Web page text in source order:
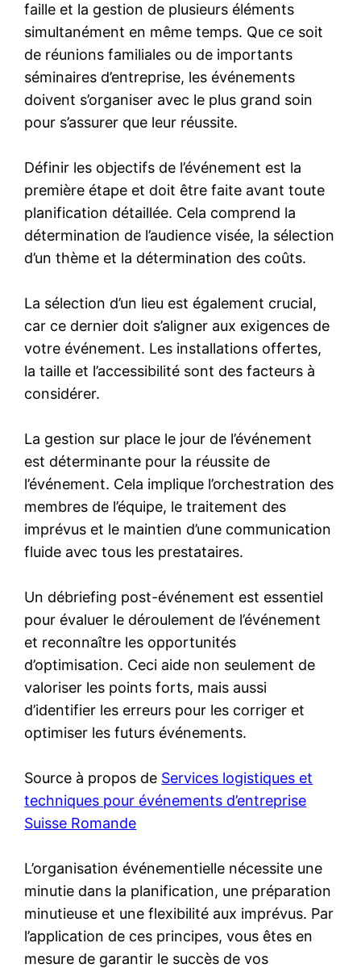
faille et la gestion de plusieurs éléments
simultanément en même temps. Que ce soit
de réunions familiales ou de importants
séminaires d’entreprise, les événements
doivent s’organiser avec le plus grand soin
pour s’assurer que leur réussite.
Définir les objectifs de l’événement est la
première étape et doit être faite avant toute
planification détaillée. Cela comprend la
détermination de l’audience visée, la sélection
d’un thème et la détermination des coûts.
La sélection d’un lieu est également crucial,
car ce dernier doit s’aligner aux exigences de
votre événement. Les installations offertes,
la taille et l’accessibilité sont des facteurs à
considérer.
La gestion sur place le jour de l’événement
est déterminante pour la réussite de
l’événement. Cela implique l’orchestration des
membres de l’équipe, le traitement des
imprévus et le maintien d’une communication
fluide avec tous les prestataires.
Un débriefing post-événement est essentiel
pour évaluer le déroulement de l’événement
et reconnaître les opportunités
d’optimisation. Ceci aide non seulement de
valoriser les points forts, mais aussi
d’identifier les erreurs pour les corriger et
optimiser les futurs événements.
Source à propos de Services logistiques et
techniques pour événements d’entreprise
Suisse Romande
L’organisation événementielle nécessite une
minutie dans la planification, une préparation
minutieuse et une flexibilité aux imprévus. Par
l’application de ces principes, vous êtes en
mesure de garantir le succès de vos